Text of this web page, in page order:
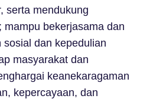
serta mendukung
mampu bekerjasama dan
sosial dan kepedulian
masyarakat dan
keanekaragaman
kepercayaan, dan